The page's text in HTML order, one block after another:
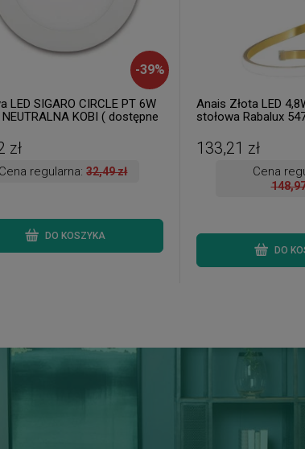
-39%
LED SIGARO CIRCLE PT 6W
KOBI ( dostępne
zł
Cena regularna:32,49 zł
DO KOSZYKA
Anais Złota LED
stołowa Rabalux
133,21 zł
Cena
DO